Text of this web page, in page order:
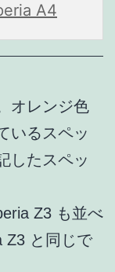
A4
オレンジ色
いるスペッ
したスペッ
Z3 も並べ
Z3 と同じで